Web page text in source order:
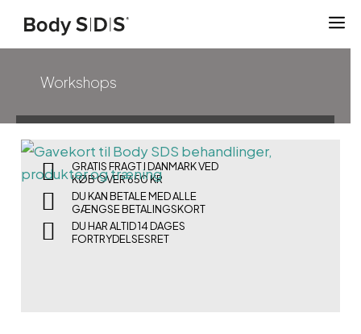
Workshops
GRATIS FRAGT I DANMARK VED
KØB OVER 650 KR
DU KAN BETALE MED ALLE
GÆNGSE BETALINGSKORT
DU HAR ALTID 14 DAGES
FORTRYDELSESRET